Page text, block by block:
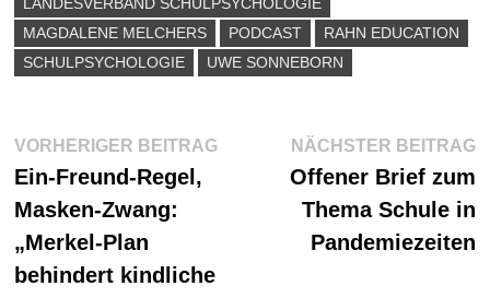
MAGDALENE MELCHERS
PODCAST
RAHN EDUCATION
SCHULPSYCHOLOGIE
UWE SONNEBORN
Beitragsnavigation
VORHERIGER BEITRAGVorheriger
Ein-Freund-Regel,
Masken-Zwang:
„Merkel-Plan
behindert kindliche
NÄCHSTER BEITRAG
Offener Brief zum
Thema Schule in
Pandemiezeiten